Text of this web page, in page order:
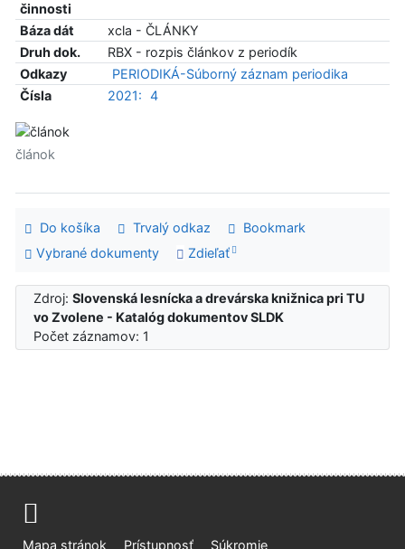
činnosti
Báza dát
xcla - ČLÁNKY
Druh dok.
RBX - rozpis článkov z periodík
Odkazy
PERIODIKÁ-Súborný záznam periodika
Čísla
2021: 4
článok
Do košíka Trvalý odkaz
Bookmark
Vybrané dokumenty
Zdieľať
Zdroj:Slovenská lesnícka a drevárska knižnica pri TU
vo Zvolene - Katalóg dokumentov SLDK
Počet záznamov: 1
Mapa stránok Prístupnosť Súkromie